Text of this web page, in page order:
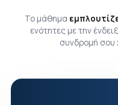
Το μάθημα
ενότητες με την
συνδρομή σου